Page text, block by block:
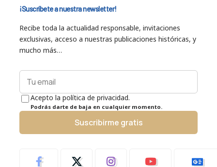
¡Suscríbete a nuestra newsletter!
Recibe toda la actualidad responsable, invitaciones
exclusivas, acceso a nuestras publicaciones históricas, y
mucho más…
Acepto la política de privacidad.
Podrás darte de baja en cualquier momento.
Suscribirme gratis